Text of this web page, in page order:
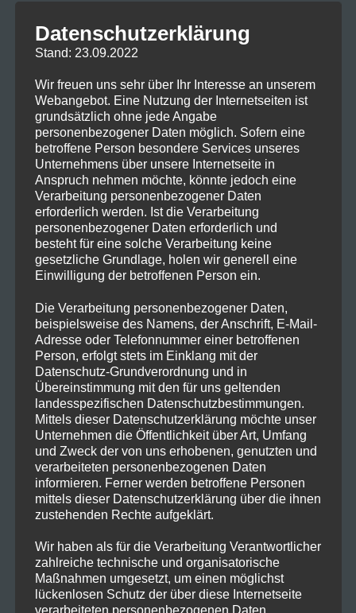
certificate will be issued.
Overnight stay *Only
fill in if it is required
by you.
Dieser Inhalt ist Mitgliedern vorbehalten.
Read More
Produktion 29.10.2022
Wir freuen uns auf deine Teilnahme zur Produktion
Datenschutzerklärung
Stand: 23.09.2022
Wir freuen uns sehr über Ihr Interesse an unserem
Webangebot. Eine Nutzung der Internetseiten ist
grundsätzlich ohne jede Angabe
personenbezogener Daten möglich. Sofern eine
betroffene Person besondere Services unseres
Unternehmens über unsere Internetseite in
Anspruch nehmen möchte, könnte jedoch eine
Verarbeitung personenbezogener Daten
erforderlich werden. Ist die Verarbeitung
personenbezogener Daten erforderlich und
besteht für eine solche Verarbeitung keine
gesetzliche Grundlage, holen wir generell eine
Einwilligung der betroffenen Person ein.
Die Verarbeitung personenbezogener Daten,
beispielsweise des Namens, der Anschrift, E-Mail-
Adresse oder Telefonnummer einer betroffenen
Person, erfolgt stets im Einklang mit der
Datenschutz-Grundverordnung und in
Übereinstimmung mit den für uns geltenden
landesspezifischen Datenschutzbestimmungen.
Mittels dieser Datenschutzerklärung möchte unser
Unternehmen die Öffentlichkeit über Art, Umfang
und Zweck der von uns erhobenen, genutzten und
verarbeiteten personenbezogenen Daten
informieren. Ferner werden betroffene Personen
mittels dieser Datenschutzerklärung über die ihnen
zustehenden Rechte aufgeklärt.
Wir haben als für die Verarbeitung Verantwortlicher
zahlreiche technische und organisatorische
Maßnahmen umgesetzt, um einen möglichst
lückenlosen Schutz der über diese Internetseite
verarbeiteten personenbezogenen Daten